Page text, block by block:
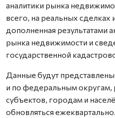
аналитики рынка
всего, на реальных
дополненная результатами
рынка недвижимости и
государственной
Данные будут
и по федеральным округам,
субъектов, городам и
обновляться